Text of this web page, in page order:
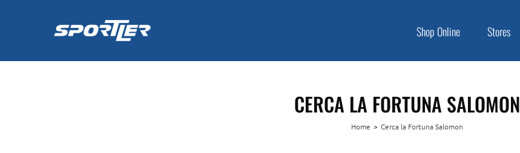
Shop Online Stores
CERCA LA FORTUNA SALOMON
Home > Cerca la Fortuna Salomon